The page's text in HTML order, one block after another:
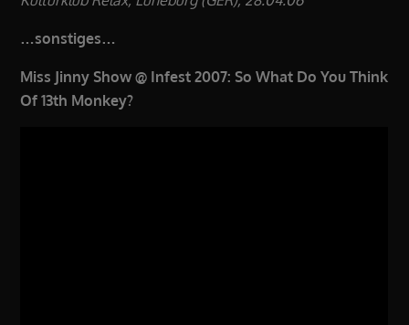
…sonstiges…
Miss Jinny Show @ Infest 2007: So What Do You Think
Of 13th Monkey?